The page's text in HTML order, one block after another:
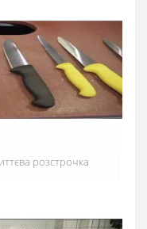
по Україні
розстрочка